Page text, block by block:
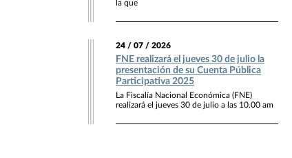
la que
24 / 07 / 2026
FNE realizará el jueves 30 de julio la
presentación de su Cuenta Pública
Participativa 2025
La Fiscalía Nacional Económica (FNE)
realizará el jueves 30 de julio a las 10.00 am